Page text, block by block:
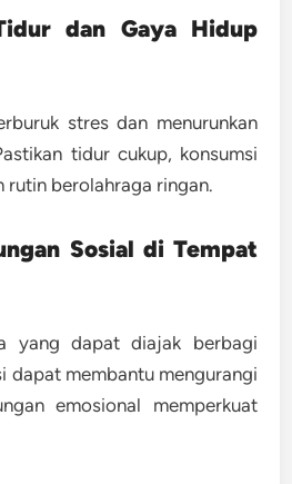
dan Gaya Hidup
stres dan menurunkan
tidur cukup, konsumsi
rutin berolahraga ringan.
Sosial di Tempat
yang dapat diajak berbagi
dapat membantu mengurangi
emosional memperkuat